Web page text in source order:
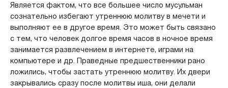
Является фактом, что все большее число мусульман
сознательно избегают утреннюю молитву в мечети и
выполняют ее в другое время. Это может быть связано
с тем, что человек долгое время часов в ночное время
занимается развлечением в интернете, играми на
компьютере и др. Праведные предшественники рано
ложились, чтобы застать утреннюю молитву. Их двери
закрывались сразу после молитвы иша, они делали